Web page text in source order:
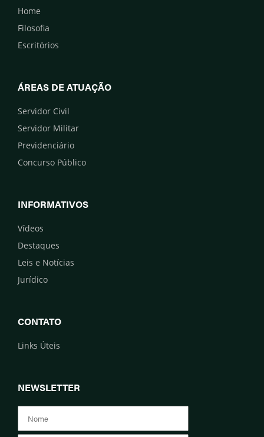
Home
Filosofia
Escritórios
ÁREAS DE ATUAÇÃO
Servidor Civil
Servidor Militar
Previdenciário
Concurso Público
INFORMATIVOS
Vídeos
Destaques
Leis e Notícias
Jurídico
CONTATO
Links Úteis
NEWSLETTER